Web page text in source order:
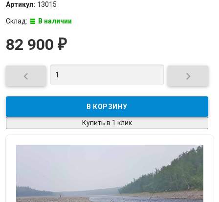
Артикул: 13015
Склад: В наличии
82 900 ₽
 
Купить в 1 клик